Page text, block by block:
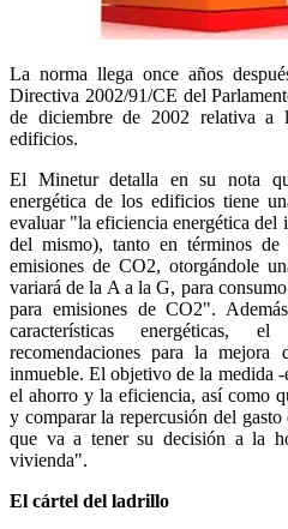
La norma llega once años
Directiva 2002/91/CE del
de diciembre de 2002 relativa a
edificios.
El Minetur detalla en su nota
energética de los edificios tiene
evaluar "la eficiencia energética del
del mismo), tanto en términos
emisiones de CO2, otorgándole
variará de la A a la G, para
para emisiones de CO2".
características energéticas,
recomendaciones para la mejora
inmueble. El objetivo de la medida
el ahorro y la eficiencia, así como
y comparar la repercusión del
que va a tener su decisión a la
vivienda".
El cártel del ladrillo